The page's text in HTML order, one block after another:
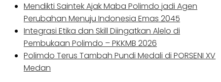
Mendikti Saintek Ajak Maba Polimdo jadi Agen
Perubahan Menuju Indonesia Emas 2045
Integrasi Etika dan Skill Diingatkan Alelo di
Pembukaan Polimdo – PKKMB 2026
Polimdo Terus Tambah Pundi Medali di PORSENI XV
Medan